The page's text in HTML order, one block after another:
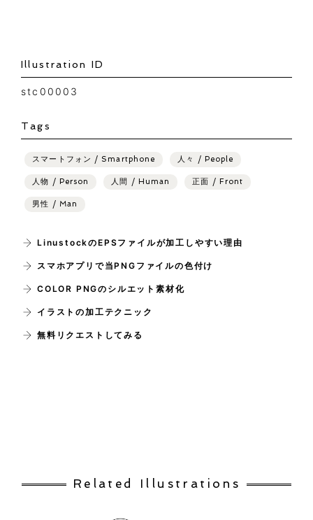
Illustration ID
stc00003
Tags
スマートフォン / Smartphone 人々 / People
人物 / Person 人間 / Human 正面 / Front
男性 / Man
LinustockのEPSファイルが加工しやすい理由
スマホアプリで当PNGファイルの色付け
COLOR PNGのシルエット素材化
イラストの加工テクニック
無料リクエストしてみる
Related Illustrations